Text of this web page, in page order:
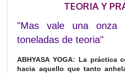
TEORIA Y
"Mas vale una onza
toneladas de teoria"
ABHYASA YOGA: La práctica
hacia aquello que tanto